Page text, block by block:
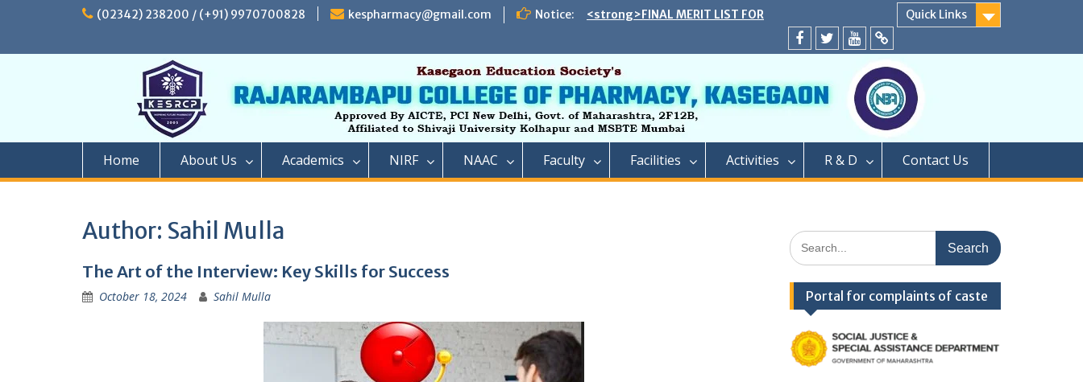
(02342) 238200 / (+91) 9970700828 kespharmacy@gmail.com Notice:
INSTITUTE LEVEL ROUND</strong>
IIC ,RCP has successfully conducted
<strong>SCHEDULE OF PROCESS OF
ADMISSION TO FIRST YEAR OF TWO
YEAR FULL TIME POST GRADUATION
TECHNICAL COURSE IN PHARMACY (M.
PHARMACY)</strong>
<strong>SCHEDULE OF PROCESS OF
ADMISSION TO FIRST YEAR OF
DIPLOMA IN PHARMACY FOR SEATS
<strong>रतन टाटा यांना राजारामबापू कॉलेज ऑफ
Quick Links
Facebook
twitteryoutubeyahoo
Home About Us Academics NIRF NAAC Faculty Facilities Activities R & D Contact Us
Author: Sahil Mulla
The Art of the Interview: Key Skills for Success
October 18, 2024 Sahil Mulla
Search
for:
Portal for complaints of caste